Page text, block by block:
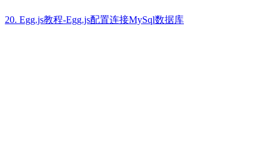
20. Egg.js教程-Egg.js配置连接MySql数据库